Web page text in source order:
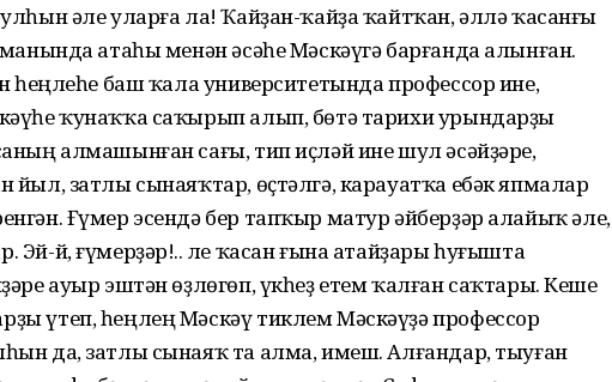
әле уларға ла! Ҡайҙан-ҡайҙа ҡайтҡан, әллә ҡасанғы
атаһы менән әсәһе Мәскәүгә барғанда алынған.
һеңлеһе баш ҡала университетында профессор ине,
ҡунаҡҡа саҡырып алып, бөтә тарихи урындарҙы
алмашынған сағы, тип иҫләй ине шул әсәйҙәре,
йыл, затлы сынаяҡтар, өҫтәлгә, карауатҡа ебәк япмалар
Ғүмер эсендә бер тапҡыр матур әйберҙәр алайыҡ әле,
Эй-й, ғүмерҙәр!.. Әле ҡасан ғына атайҙары һуғышта
ауыр эштән өҙлөгөп, үкһеҙ етем ҡалған саҡтары. Кеше
үтеп, һеңлең Мәскәү тиклем Мәскәүҙә профессор
да, затлы сынаяҡ та алма, имеш. Алғандар, тыуған